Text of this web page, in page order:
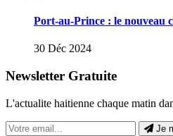
Port-au-Prince : le nouveau
30 Déc 2024
Newsletter Gratuite
L'actualite haitienne chaque matin
Je